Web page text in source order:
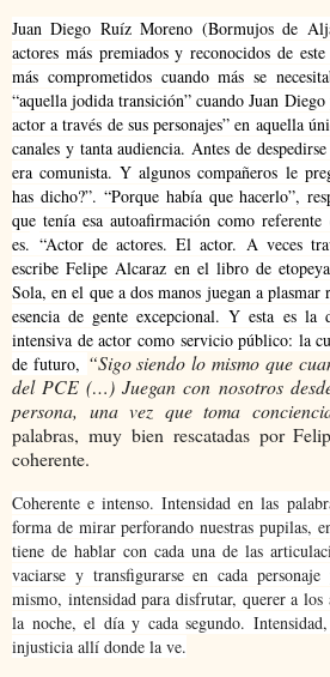
Juan Diego Ruíz Moreno (Bormujos de
actores más premiados y reconocidos de
más comprometidos cuando más se
“aquella jodida transición” cuando Juan
actor a través de sus personajes” en aquella
canales y tanta audiencia. Antes de
era comunista. Y algunos compañeros le
has dicho?”. “Porque había que hacerlo”,
que tenía esa autoafirmación como
es. “Actor de actores. El actor. A veces
escribe Felipe Alcaraz en el libro de
Sola, en el que a dos manos juegan a
esencia de gente excepcional. Y esta es la
intensiva de actor como servicio público: la
de futuro, “Sigo siendo lo mismo que
del PCE (…) Juegan con nosotros
persona, una vez que toma
palabras, muy bien rescatadas por
coherente.
Coherente e intenso. Intensidad en las
forma de mirar perforando nuestras pupilas,
tiene de hablar con cada una de las
vaciarse y transfigurarse en cada
mismo, intensidad para disfrutar, querer a
la noche, el día y cada segundo.
injusticia allí donde la ve.